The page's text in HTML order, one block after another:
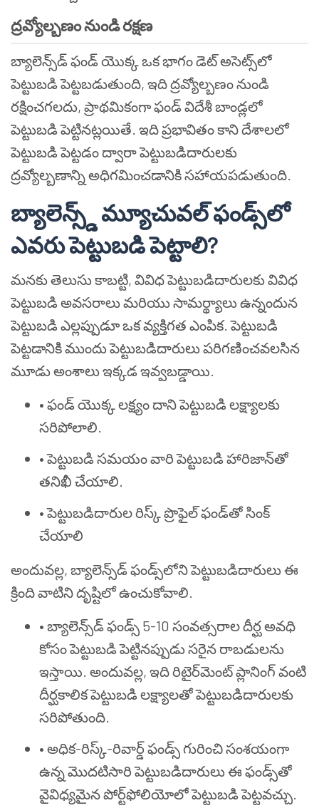
ద్రవ్యోల్బణం నుండి రక్షణ
బ్యాలెన్స్‌డ్ ఫండ్ యొక్క ఒక భాగం డెట్ అసెట్స్‌లో
పెట్టుబడి పెట్టబడుతుంది, ఇది ద్రవ్యోల్బణం నుండి
రక్షించగలదు, ప్రాథమికంగా ఫండ్ విదేశీ బాండ్లలో
పెట్టుబడి పెట్టినట్లయితే. ఇది ప్రభావితం కాని దేశాలలో
పెట్టుబడి పెట్టడం ద్వారా పెట్టుబడిదారులకు
ద్రవ్యోల్బణాన్ని అధిగమించడానికి సహాయపడుతుంది.
బ్యాలెన్స్డ్ మ్యూచువల్ ఫండ్స్‌లో
ఎవరు పెట్టుబడి పెట్టాలి?
మనకు తెలుసు కాబట్టి, వివిధ పెట్టుబడిదారులకు వివిధ
పెట్టుబడి అవసరాలు మరియు సామర్థ్యాలు ఉన్నందున
పెట్టుబడి ఎల్లప్పుడూ ఒక వ్యక్తిగత ఎంపిక. పెట్టుబడి
పెట్టడానికి ముందు పెట్టుబడిదారులు పరిగణించవలసిన
మూడు అంశాలు ఇక్కడ ఇవ్వబడ్డాయి.
• ఫండ్ యొక్క లక్ష్యం దాని పెట్టుబడి లక్ష్యాలకు
సరిపోలాలి.
• పెట్టుబడి సమయం వారి పెట్టుబడి హారిజాన్‌తో
తనిఖీ చేయాలి.
•పెట్టుబడిదారుల రిస్క్ ప్రొఫైల్ ఫండ్‌తో సింక్
చేయాలి
అందువల్ల, బ్యాలెన్స్‌డ్ ఫండ్స్‌లోని పెట్టుబడిదారులు ఈ
క్రింది వాటిని దృష్టిలో ఉంచుకోవాలి.
• బ్యాలెన్స్‌డ్ ఫండ్స్ 5-10 సంవత్సరాల దీర్ఘ అవధి
కోసం పెట్టుబడి పెట్టినప్పుడు సరైన రాబడులను
ఇస్తాయి. అందువల్ల, ఇది రిటైర్‌మెంట్ ప్లానింగ్ వంటి
దీర్ఘకాలిక పెట్టుబడి లక్ష్యాలతో పెట్టుబడిదారులకు
సరిపోతుంది.
• అధిక-రిస్క్-రివార్డ్ ఫండ్స్ గురించి సంశయంగా
ఉన్న మొదటిసారి పెట్టుబడిదారులు ఈ ఫండ్స్‌తో
వైవిధ్యమైన పోర్ట్‌ఫోలియోలో పెట్టుబడి పెట్టవచ్చు.